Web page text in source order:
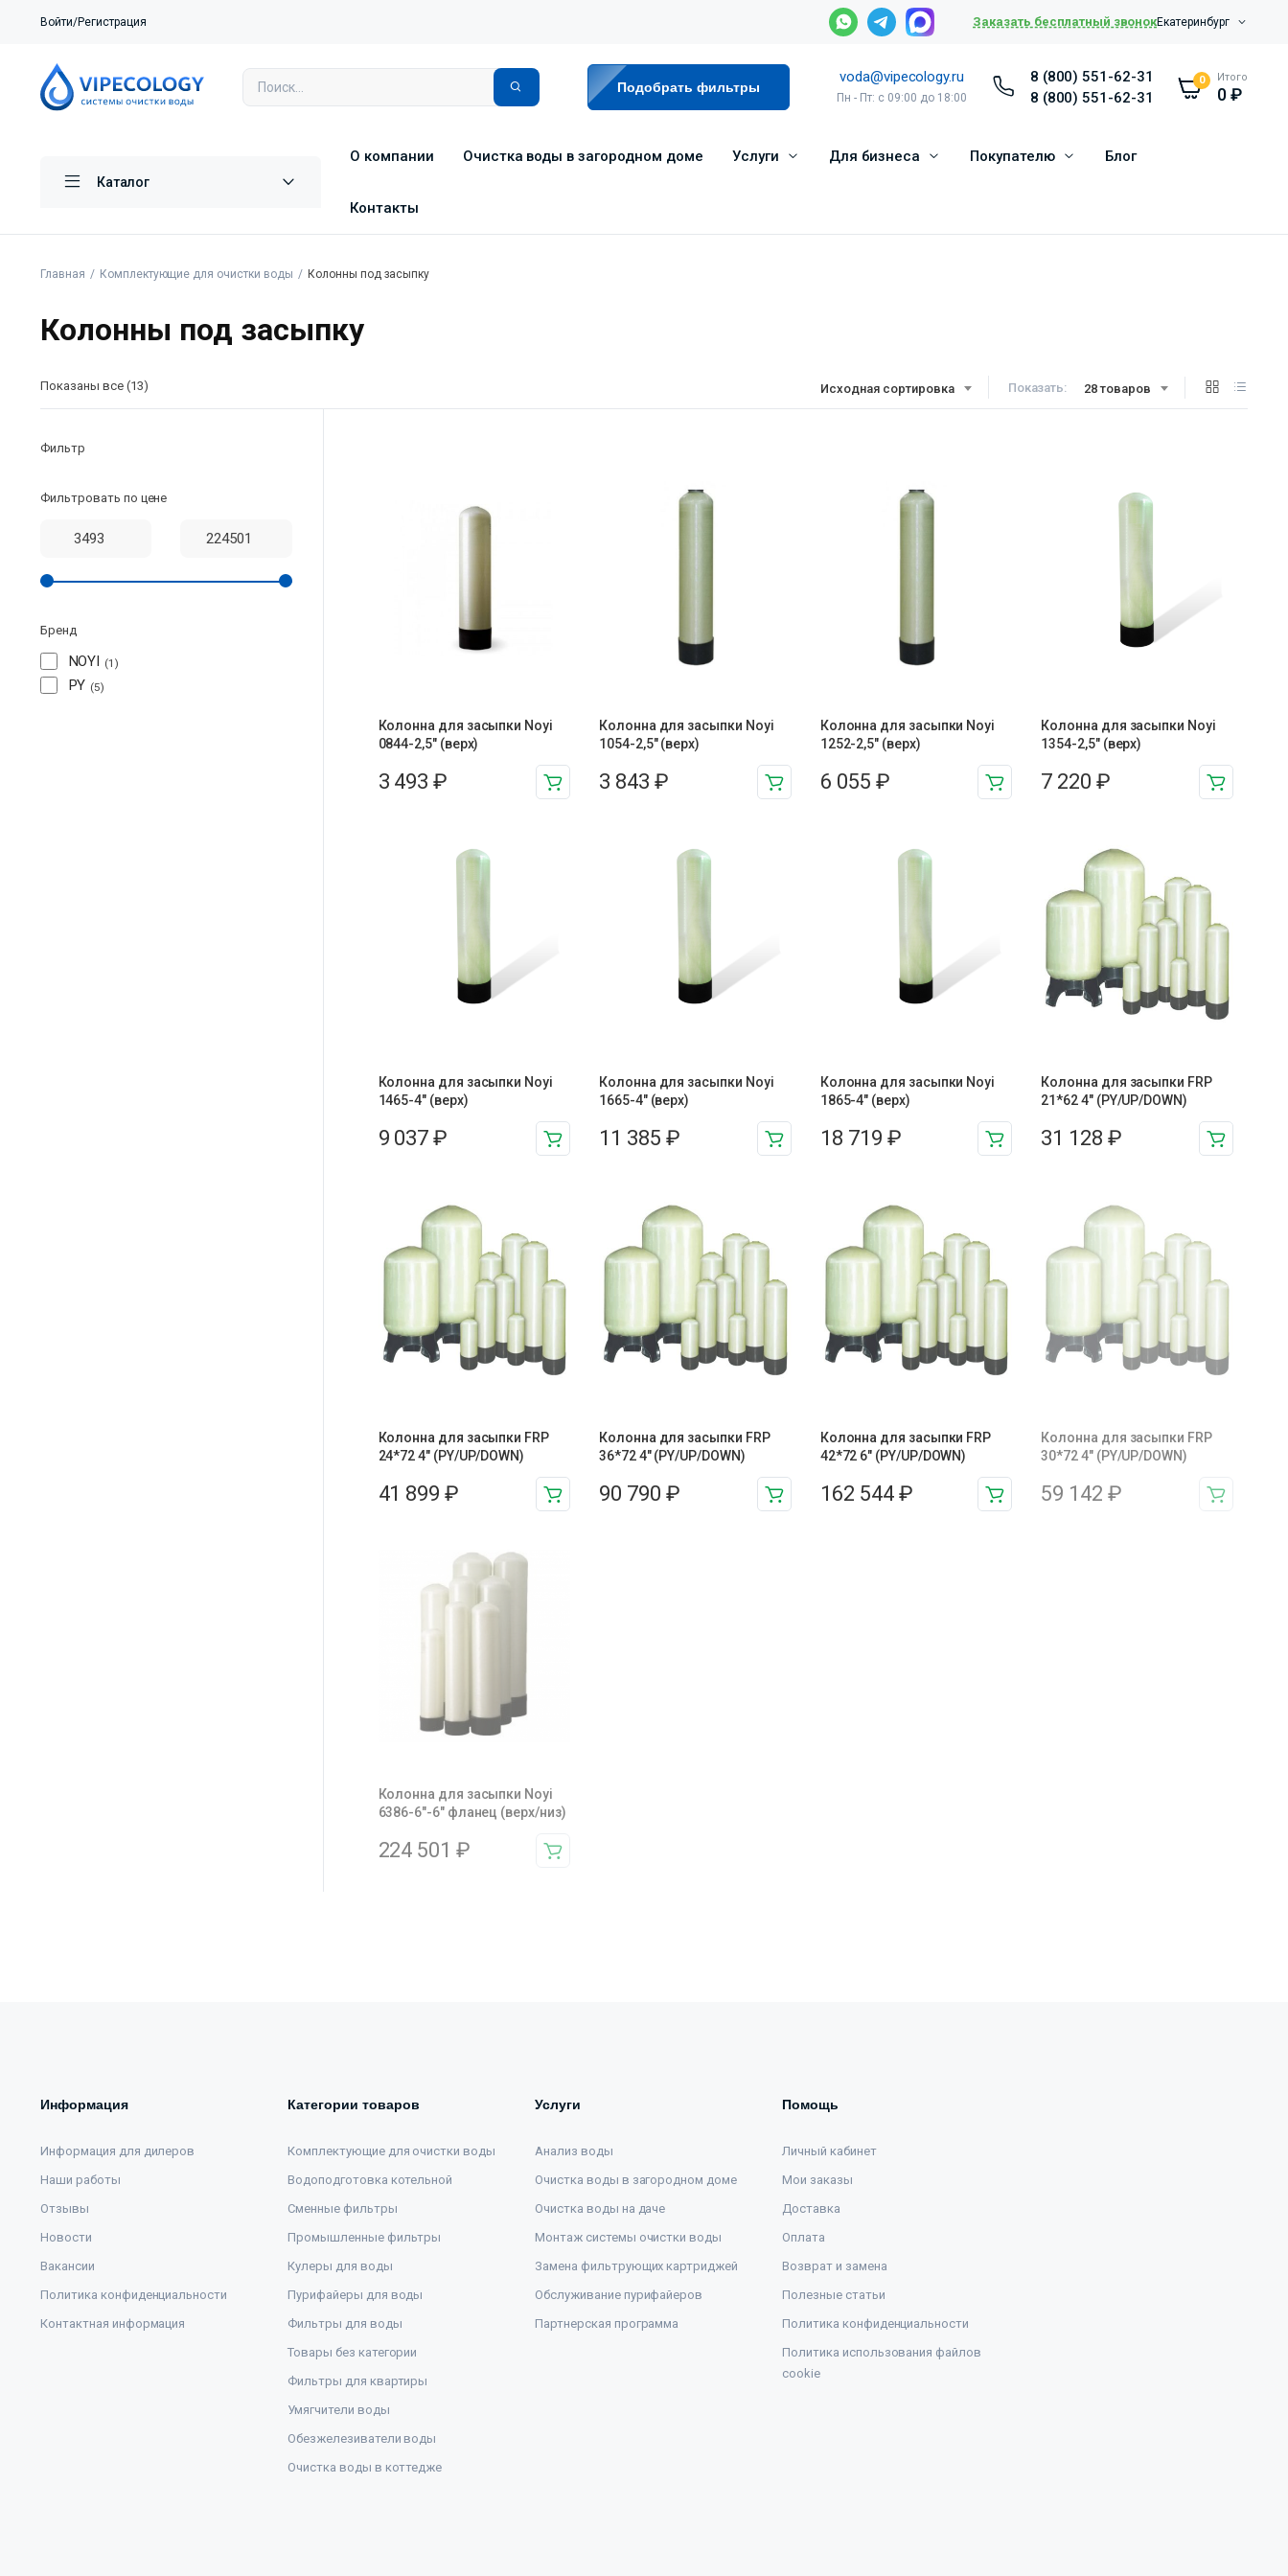
Войти/Регистрация Заказать бесплатный звонокЕкатеринбург
Подобрать фильтры
voda@vipecology.ru
Пн - Пт: с 09:00 до 18:00
8 (800) 551-62-31
8 (800) 551-62-31
0 Итого
0₽
Каталог
О компании Очистка воды в загородном доме Услуги Для бизнеса Покупателю Блог
Контакты
Главная Комплектующие для очистки воды Колонны под засыпку
Колонны под засыпку
Исходная сортировка Показать: 28 товаров
Показаны все (13)
Колонна для засыпки Noyi
0844-2,5″ (верх)
3 493₽
Колонна для засыпки Noyi
1054-2,5″ (верх)
3 843 ₽
Колонна для засыпки Noyi
1252-2,5″ (верх)
6 055 ₽
Колонна для засыпки Noyi
1354-2,5″ (верх)
7 220₽
Колонна для засыпки Noyi
1465-4″ (верх)
9 037₽
Колонна для засыпки Noyi
1665-4″ (верх)
11 385 ₽
Колонна для засыпки Noyi
1865-4″ (верх)
18 719 ₽
Колонна для засыпки FRP
21*62 4″ (PY/UP/DOWN)
31 128₽
Колонна для засыпки FRP
24*72 4″ (PY/UP/DOWN)
41 899₽
Колонна для засыпки FRP
36*72 4″ (PY/UP/DOWN)
90 790 ₽
Колонна для засыпки FRP
42*72 6″ (PY/UP/DOWN)
162 544 ₽
Колонна для засыпки FRP
30*72 4″ (PY/UP/DOWN)
59 142₽
Колонна для засыпки Noyi
6386-6″-6″ фланец (верх/низ)
224 501₽
Фильтр
Фильтровать по цене
Бренд
NOYI 1
PY 5
Информация
Информация для дилеров
Наши работы
Отзывы
Новости
Вакансии
Политика конфиденциальности
Контактная информация
Категории товаров
Комплектующие для очистки воды
Водоподготовка котельной
Сменные фильтры
Промышленные фильтры
Кулеры для воды
Пурифайеры для воды
Фильтры для воды
Товары без категории
Фильтры для квартиры
Умягчители воды
Обезжелезиватели воды
Очистка воды в коттедже
Услуги
Анализ воды
Очистка воды в загородном доме
Очистка воды на даче
Монтаж системы очистки воды
Замена фильтрующих картриджей
Обслуживание пурифайеров
Партнерская программа
Помощь
Личный кабинет
Мои заказы
Доставка
Оплата
Возврат и замена
Полезные статьи
Политика конфиденциальности
Политика использования файлов
cookie